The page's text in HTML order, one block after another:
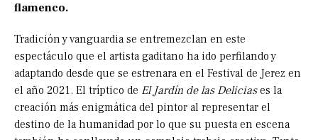
flamenco.
Tradición y vanguardia se entremezclan en este
espectáculo que el artista gaditano ha ido perfilando y
adaptando desde que se estrenara en el Festival de Jerez en
el año 2021. El tríptico de El Jardín de las Deliciases la
creación más enigmática del pintor al representar el
destino de la humanidad por lo que su puesta en escena